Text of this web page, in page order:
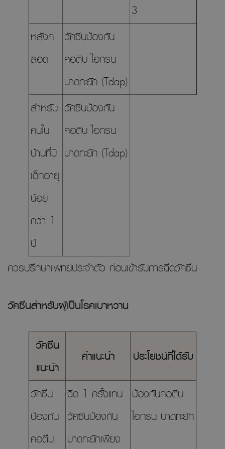
3
หลังค
ลอด
วัคซีนป้องกัน
คอตีบ ไอกรน
บาดทะยัก (Tdap)
สำหรับ
คนใน
บ้านที่มี
เด็กอายุ
น้อย
กว่า 1
ปี
วัคซีนป้องกัน
คอตีบ ไอกรน
บาดทะยัก (Tdap)
ควรปรึกษาแพทย์ประจำตัว ก่อนเข้ารับการฉีดวัคซีน
วัคซีนสำหรับผู้เป็นโรคเบาหวาน
วัคซีน
แนะนำ
คำแนะนำ ประโยชน์ที่ได้รับ
วัคซีน
ป้องกัน
คอตีบ
ฉีด 1 ครั้งแทน
วัคซีนป้องกัน
บาดทะยักเพียง
ป้องกันคอตีบ
ไอกรน บาดทะยัก